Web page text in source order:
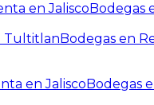
en JaliscoBodegas
TultitlanBodegas en
en JaliscoBodegas